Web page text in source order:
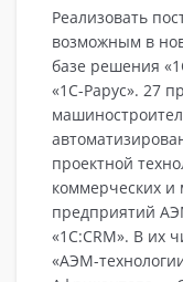
Реализовать
возможным в
базе решения
«1С-Рарус». 27
проектной
коммерческих и
предприятий
«1С:СRM». В их
«АЭМ-